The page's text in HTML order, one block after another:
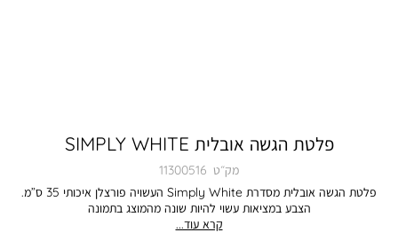
פלטת הגשה אובלית SIMPLY WHITE
מק״ט 11300516
פלטת הגשה אובלית מסדרת Simply White העשויה פורצלן איכותי 35 ס”מ.
הצבע במציאות עשוי להיות שונה מהמוצג בתמונה
קרא עוד...